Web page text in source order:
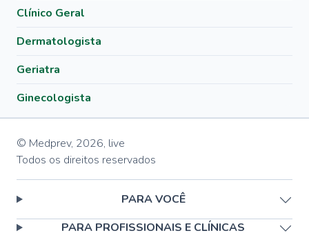
Clínico Geral
Dermatologista
Geriatra
Ginecologista
© Medprev, 2026, live
Todos os direitos reservados
PARA VOCÊ
PARA PROFISSIONAIS E CLÍNICAS